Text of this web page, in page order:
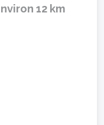
12 km